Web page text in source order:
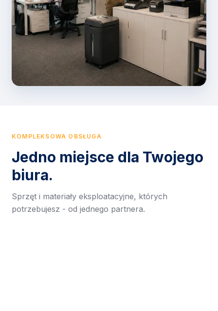
KOMPLEKSOWA OBSŁUGA
Jedno miejsce dla Twojego
biura.
Sprzęt i materiały eksploatacyjne, których
potrzebujesz - od jednego partnera.